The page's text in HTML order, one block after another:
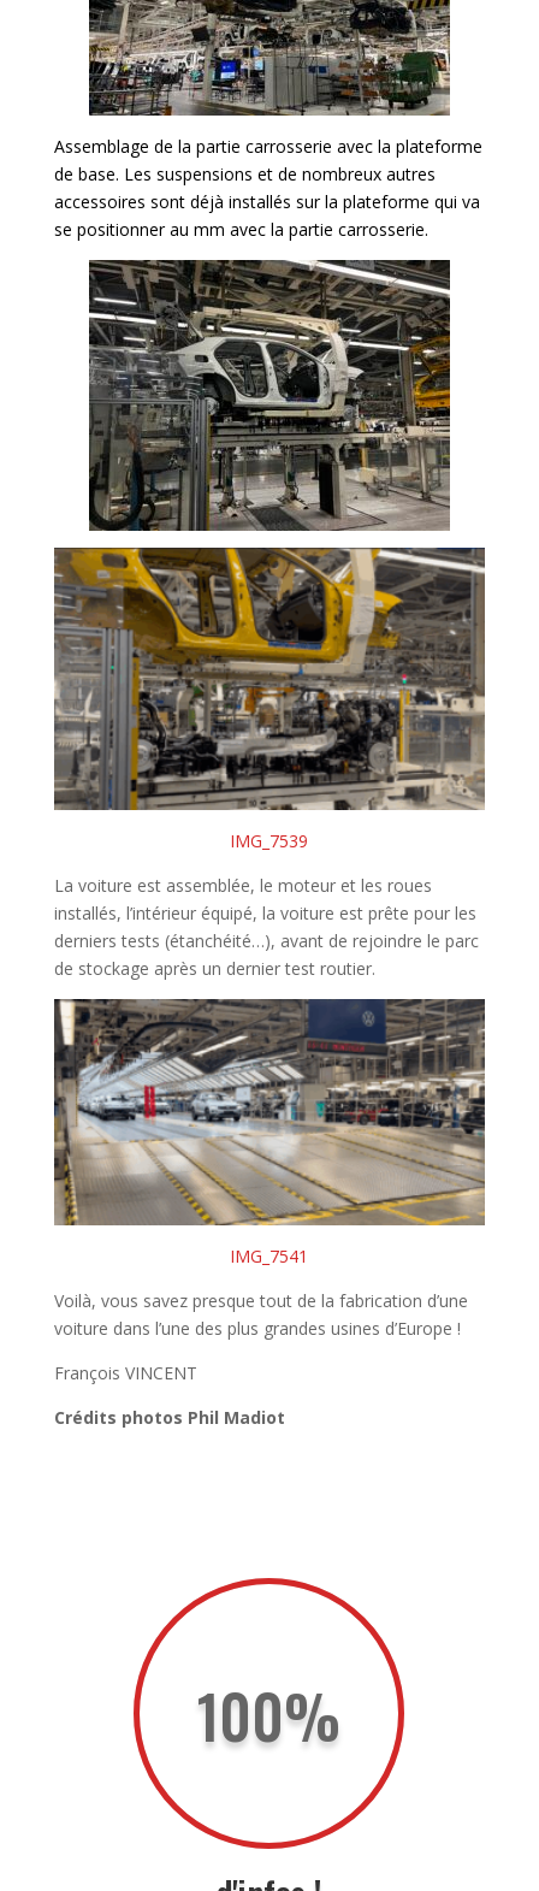
Assemblage de la partie carrosserie avec la plateforme
de base. Les suspensions et de nombreux autres
accessoires sont déjà installés sur la plateforme qui va
se positionner au mm avec la partie carrosserie.
IMG_7539
La voiture est assemblée, le moteur et les roues
installés, l’intérieur équipé, la voiture est prête pour les
derniers tests (étanchéité…), avant de rejoindre le parc
de stockage après un dernier test routier.
IMG_7541
Voilà, vous savez presque tout de la fabrication d’une
voiture dans l’une des plus grandes usines d’Europe !
François VINCENT
Crédits photos Phil Madiot
100%